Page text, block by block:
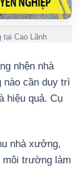
tại Cao Lãnh
nhện nhà
cần duy trì
hiệu quả. Cụ
nhà xưởng,
môi trường làm